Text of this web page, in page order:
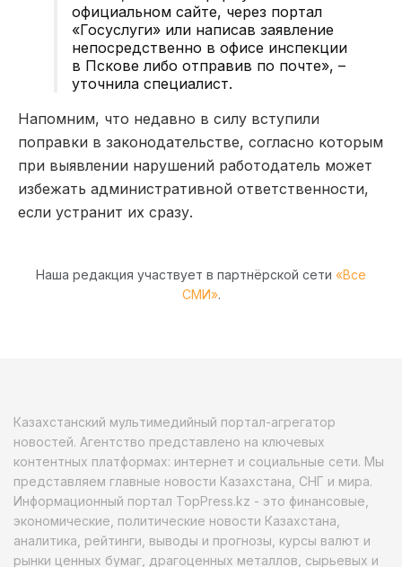
официальном сайте, через портал
«Госуслуги» или написав заявление
непосредственно в офисе инспекции
в Пскове либо отправив по почте», –
уточнила специалист.
Напомним, что недавно в силу вступили
поправки в законодательстве, согласно которым
при выявлении нарушений работодатель может
избежать административной ответственности,
если устранит их сразу.
Наша редакция участвует в партнёрской сети «Все
СМИ».
Казахстанский мультимедийный портал-агрегатор
новостей. Агентство представлено на ключевых
контентных платформах: интернет и социальные сети. Мы
представляем главные новости Казахстана, СНГ и мира.
Информационный портал TopPress.kz - это финансовые,
экономические, политические новости Казахстана,
аналитика, рейтинги, выводы и прогнозы, курсы валют и
рынки ценных бумаг, драгоценных металлов, сырьевых и